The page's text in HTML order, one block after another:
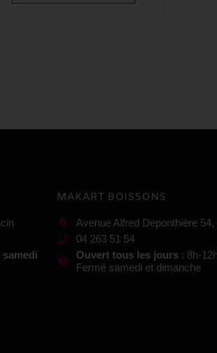
MAKART BOISSONS
Avenue Alfred Deponthière
04 263 51 54
Ouvert tous les jours: 8h-
Fermé samedi et dimanche